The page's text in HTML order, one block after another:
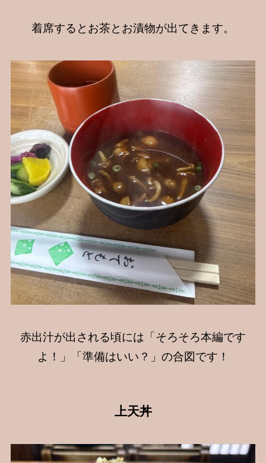
着席するとお茶とお漬物が出てきます。
赤出汁が出される頃には「そろそろ本編です
よ！」「準備はいい？」の合図です！
上天丼